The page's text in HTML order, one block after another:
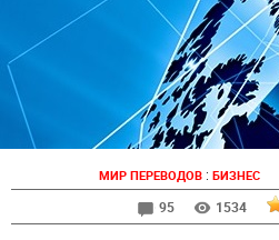
МИР ПЕРЕВОДОВ : БИЗНЕС
95
1534